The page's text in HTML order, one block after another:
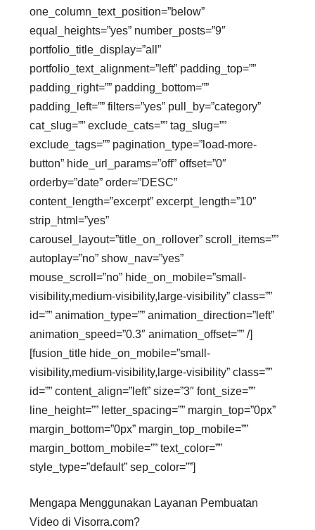
one_column_text_position=”below”
equal_heights=”yes” number_posts=”9″
portfolio_title_display=”all”
portfolio_text_alignment=”left” padding_top=””
padding_right=”” padding_bottom=””
padding_left=”” filters=”yes” pull_by=”category”
cat_slug=”” exclude_cats=”” tag_slug=””
exclude_tags=”” pagination_type=”load-more-
button” hide_url_params=”off” offset=”0″
orderby=”date” order=”DESC”
content_length=”excerpt” excerpt_length=”10″
strip_html=”yes”
carousel_layout=”title_on_rollover” scroll_items=””
autoplay=”no” show_nav=”yes”
mouse_scroll=”no” hide_on_mobile=”small-
visibility,medium-visibility,large-visibility” class=””
id=”” animation_type=”” animation_direction=”left”
animation_speed=”0.3″ animation_offset=”” /]
[fusion_title hide_on_mobile=”small-
visibility,medium-visibility,large-visibility” class=””
id=”” content_align=”left” size=”3″ font_size=””
line_height=”” letter_spacing=”” margin_top=”0px”
margin_bottom=”0px” margin_top_mobile=””
margin_bottom_mobile=”” text_color=””
style_type=”default” sep_color=””]
Mengapa Menggunakan Layanan Pembuatan
Video di Visorra.com?